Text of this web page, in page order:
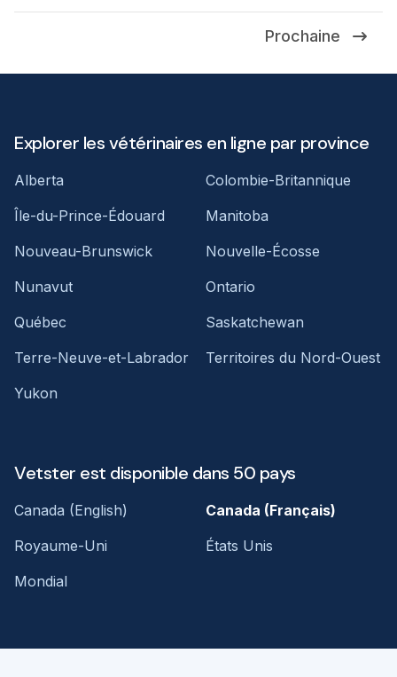
Prochaine
Explorer les vétérinaires en ligne par province
Alberta
Colombie-Britannique
Île-du-Prince-Édouard
Manitoba
Nouveau-Brunswick
Nouvelle-Écosse
Nunavut
Ontario
Québec
Saskatchewan
Terre-Neuve-et-Labrador
Territoires du Nord-Ouest
Yukon
Vetster est disponible dans 50 pays
Canada (English)
Canada (Français)
Royaume-Uni
États Unis
Mondial